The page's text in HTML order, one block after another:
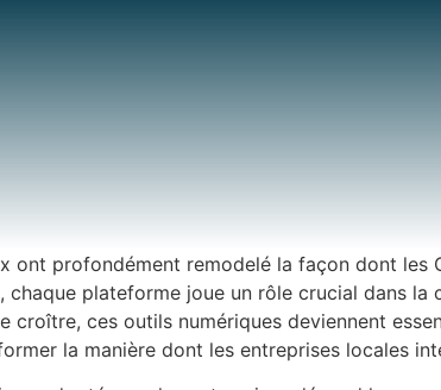
ont profondément remodelé la façon dont
chaque plateforme joue un rôle crucial dans la
croître, ces outils numériques deviennent
la manière dont les entreprises locales